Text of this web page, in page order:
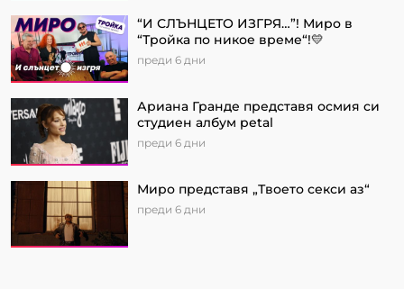
“И СЛЪНЦЕТО ИЗГРЯ…”! Миро в
“Тройка по никое време“!💛
преди 6 дни
Ариана Гранде представя осмия си
студиен албум petal
преди 6 дни
Миро представя „Твоето секси аз“
преди 6 дни